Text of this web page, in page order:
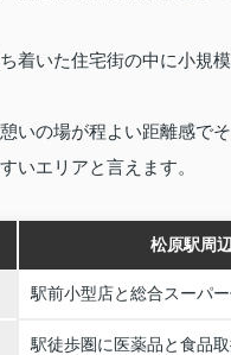
着いた住宅街の中に小規
いの場が程よい距離感で
いエリアと言えます。
松原駅周
駅前小型店と総合スーパ
駅徒歩圏に医薬品と食品